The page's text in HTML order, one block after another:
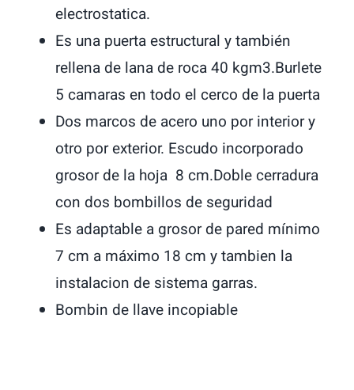
electrostatica.
Es una puerta estructural y también
rellena de lana de roca 40 kgm3.Burlete
5 camaras en todo el cerco de la puerta
Dos marcos de acero uno por interior y
otro por exterior. Escudo incorporado
grosor de la hoja 8 cm.Doble cerradura
con dos bombillos de seguridad
Es adaptable a grosor de pared mínimo
7 cm a máximo 18 cm y tambien la
instalacion de sistema garras.
Bombin de llave incopiable